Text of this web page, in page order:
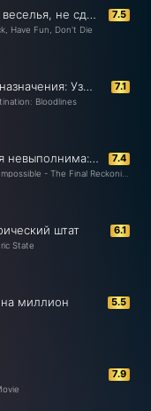
7.5
Удачи, веселья, не сдохни
Have Fun, Don't Die
7.1
Пункт назначения: Узы крови
Bloodlines
7.4
Миссия невыполнима: Финальная расплата
6.1
штат
State
5.5
миллион
7.9